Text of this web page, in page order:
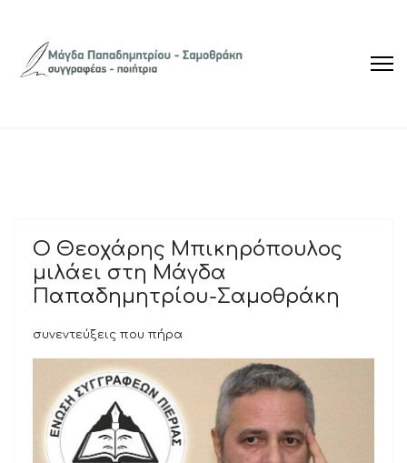
Ο Θεοχάρης Μπικηρόπουλος
μιλάει στη Μάγδα
Παπαδημητρίου-Σαμοθράκη
συνεντεύξεις που πήρα